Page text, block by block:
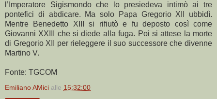
l’Imperatore Sigismondo che lo presiedeva intimò ai tre
pontefici di abdicare. Ma solo Papa Gregorio XII ubbidì.
Mentre Benedetto XIII si rifiutò e fu deposto così come
Giovanni XXIII che si diede alla fuga. Poi si attese la morte
di Gregorio XII per rieleggere il suo successore che divenne
Martino V.
Fonte: TGCOM
Emiliano AMici alle 15:32:00